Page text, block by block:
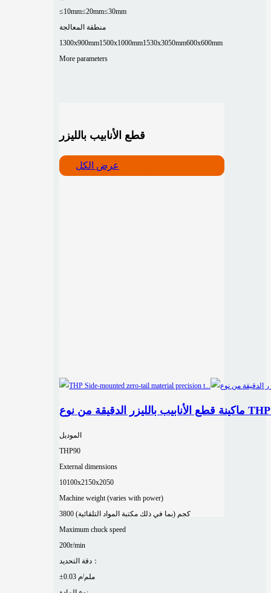
≤10mm≤20mm≤30mm
منطقة المعالجة
1300x900mm1500x1000mm1530x3050mm600x600mm
More parameters
قطع الأنابيب بالليزر
عرض الكل
الموديل
THP90
External dimensions
10100x2150x2050
Machine weight (varies with power)
3800 كجم (بما في ذلك مكتبة المواد التلقائية)
Maximum chuck speed
200r/min
دقة التحديد：
±0.03 ملم/م